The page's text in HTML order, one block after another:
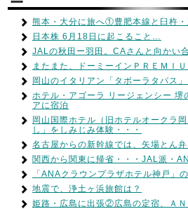
熊本・大分に旅へ①豊肥本線と臼杵
日本株 6月18日に起こること…
JALの秋田ー羽田。CAさんと向かい合
またまた、ドーミーインＰＲＥＭＩ
岡山のイタリアン「タボーラタパス
ホテル・アゴーラ リージェンシー 堺
アに宿泊
岡山国際ホテル（旧ホテルオークラ
し」をしみじみ体験・・・
名古屋からの新幹線では、矢場とん
関西から関東に帰省・・・JAL派・
「ANAクラウンプラザホテル神戸」
地震で、浄土ヶ浜旅館は？
姫路・広島に出張②広島の定宿、Ａ